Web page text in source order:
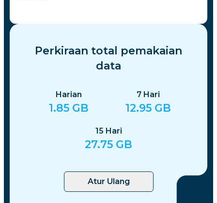
Perkiraan total pemakaian
data
Harian
1.85 GB
7 Hari
12.95 GB
15 Hari
27.75 GB
Atur Ulang